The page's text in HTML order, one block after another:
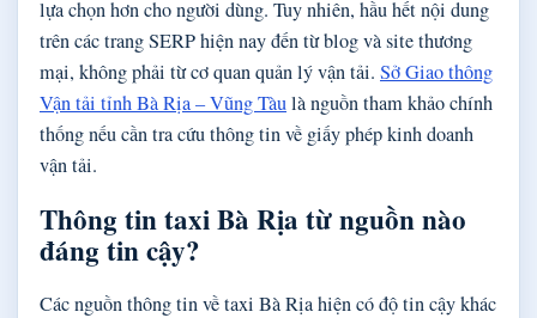
lựa chọn hơn cho người dùng. Tuy nhiên, hầu hết nội dung
trên các trang SERP hiện nay đến từ blog và site thương
mại, không phải từ cơ quan quản lý vận tải. Sở Giao thông
Vận tải tỉnh Bà Rịa – Vũng Tàulà nguồn tham khảo chính
thống nếu cần tra cứu thông tin về giấy phép kinh doanh
vận tải.
Thông tin taxi Bà Rịa từ nguồn nào
đáng tin cậy?
Các nguồn thông tin về taxi Bà Rịa hiện có độ tin cậy khác